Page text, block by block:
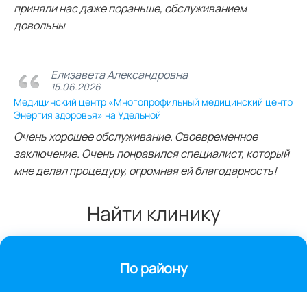
приняли нас даже пораньше, обслуживанием
довольны
Елизавета Александровна
15.06.2026
Медицинский центр «Многопрофильный медицинский центр
Энергия здоровья» на Удельной
Очень хорошее обслуживание. Своевременное
заключение. Очень понравился специалист, который
мне делал процедуру, огромная ей благодарность!
Найти клинику
По району